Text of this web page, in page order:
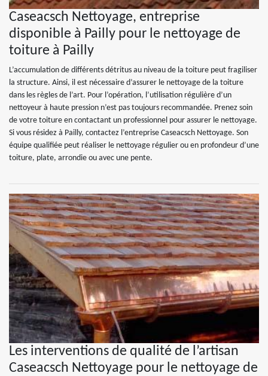
Caseacsch Nettoyage, entreprise
disponible à Pailly pour le nettoyage de
toiture à Pailly
L’accumulation de différents détritus au niveau de la toiture peut fragiliser
la structure. Ainsi, il est nécessaire d’assurer le nettoyage de la toiture
dans les règles de l’art. Pour l’opération, l’utilisation régulière d’un
nettoyeur à haute pression n’est pas toujours recommandée. Prenez soin
de votre toiture en contactant un professionnel pour assurer le nettoyage.
Si vous résidez à Pailly, contactez l’entreprise Caseacsch Nettoyage. Son
équipe qualifiée peut réaliser le nettoyage régulier ou en profondeur d’une
toiture, plate, arrondie ou avec une pente.
Les interventions de qualité de l’artisan
Caseacsch Nettoyage pour le nettoyage de